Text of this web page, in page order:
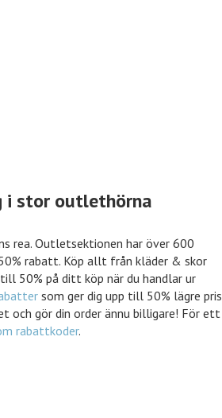
i stor outlethörna
rea. Outletsektionen har över 600
rabatt. Köp allt från kläder & skor
50% på ditt köp när du handlar ur
som ger dig upp till 50% lägre pris
och gör din order ännu billigare! För ett
rabattkoder.
10% rabatt
rabatt